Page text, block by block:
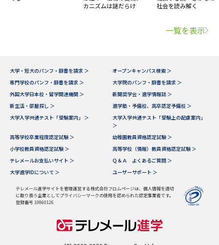
カニズムは謎だらけ
社会を読み解く
一覧を表示
大学・短大のパンフ・願書を請求 ＞
オープンキャンパス検索 ＞
専門学校のパンフ・願書を請求 ＞
大学院のパンフ・願書を請求 ＞
外国大学日本校・留学関連機関 ＞
新聞奨学会・進学情報誌 ＞
新生活・部屋探し ＞
進学塾・予備校、高卒認定予備校 ＞
大学入学共通テスト「受験案内」 ＞
大学入学共通テスト「受験上の配慮案内」
＞
高等学校卒業程度認定試験 ＞
幼稚園教員資格認定試験 ＞
小学校教員資格認定試験 ＞
高等学校（情報）教員資格認定試験 ＞
テレメールお支払いサイト ＞
Ｑ＆Ａ よくあるご質問 ＞
大学進学IDについて ＞
ユーザーサポート ＞
テレメール進学サイトを管理運営する株式会社フロムページは、個人情報を適切
に取り扱う企業としてプライバシーマークの使用を認められた認定事業者です。
登録番号 10860126